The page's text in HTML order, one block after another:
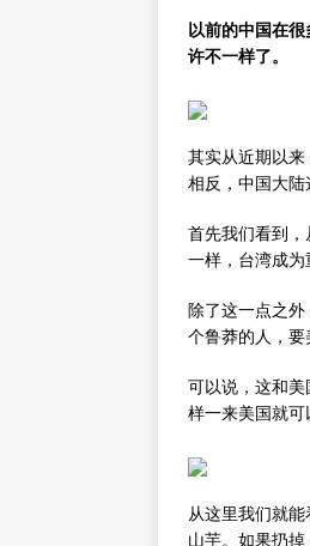
以前的中国在
许不一样了。
其实从近期以
相反，中国大陆
首先我们看到
一样，台湾成为
除了这一点之
个鲁莽的人，要
可以说，这和
样一来美国就可
从这里我们就
山芋。如果扔